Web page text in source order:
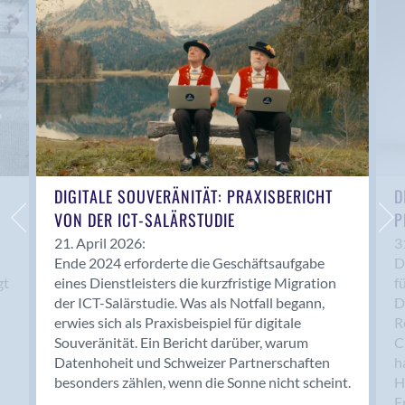
Anwil
Appenzell
Au SG
Baar
Baden
Balsthal
Balzers
Basel
Bassersdorf
Belp
Bendern
Benken (SG)
Bergdietikon
Berlin
Bern
Bern - Liebefeld
DIGITALE SOUVERÄNITÄT: PRAXISBERICHT
VON DER ICT-SALÄRSTUDIE
21. April 2026:
Ende 2024 erforderte die Geschäftsaufgabe
eines Dienstleisters die kurzfristige Migration
der ICT-Salärstudie. Was als Notfall begann,
erwies sich als Praxisbeispiel für digitale
Souveränität. Ein Bericht darüber, warum
Datenhoheit und Schweizer Partnerschaften
besonders zählen, wenn die Sonne nicht scheint.